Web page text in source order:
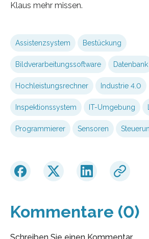
Klaus mehr missen.
Assistenzsystem Bestückung
Bildverarbeitungssoftware Datenbank
Hochleistungsrechner Industrie 4.0
Inspektionssystem IT-Umgebung
Programmierer Sensoren
Kommentare (0)